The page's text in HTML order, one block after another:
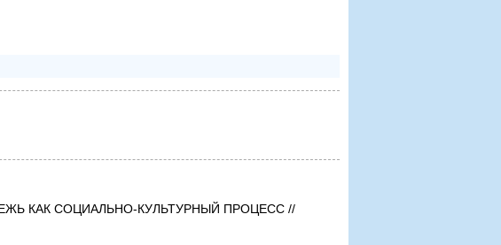
КАК СОЦИАЛЬНО-КУЛЬТУРНЫЙ ПРОЦЕСС //